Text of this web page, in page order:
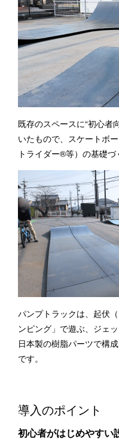
既存のスペースに“初心者
いたもので、スケートボ
トライダー®等）の基礎づ
パンプトラックは、起伏
ンピング」で遊ぶ、ジェ
日本製の樹脂パーツで構
です。
導入のポイント
初心者がはじめやすい